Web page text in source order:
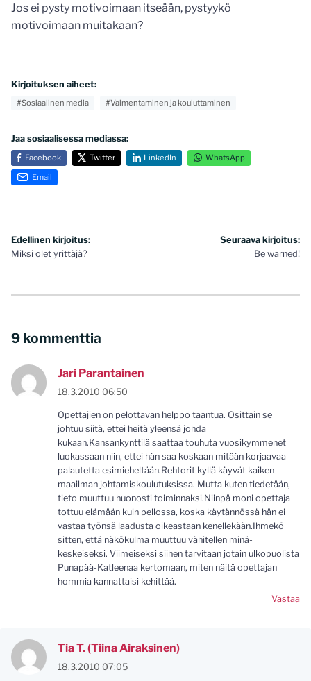
Jos ei pysty motivoimaan itseään, pystyykö
motivoimaan muitakaan?
Kirjoituksen aiheet:
#Sosiaalinen media #Valmentaminen ja kouluttaminen
Jaa sosiaalisessa mediassa:
Facebook Twitter LinkedIn WhatsApp
Email
Artikkelien
selaus
Edellinen kirjoitus:
Miksi olet yrittäjä?
Seuraava kirjoitus:
Be warned!
9 kommenttia
Jari Parantainen
18.3.2010 06:50
Opettajien on pelottavan helppo taantua. Osittain se
johtuu siitä, ettei heitä yleensä johda
kukaan.Kansankynttilä saattaa touhuta vuosikymmenet
luokassaan niin, ettei hän saa koskaan mitään korjaavaa
palautetta esimieheltään.Rehtorit kyllä käyvät kaiken
maailman johtamiskoulutuksissa. Mutta kuten tiedetään,
tieto muuttuu huonosti toiminnaksi.Niinpä moni opettaja
tottuu elämään kuin pellossa, koska käytännössä hän ei
vastaa työnsä laadusta oikeastaan kenellekään.Ihmekö
sitten, että näkökulma muuttuu vähitellen minä-
keskeiseksi. Viimeiseksi siihen tarvitaan jotain ulkopuolista
Punapää-Katleenaa kertomaan, miten näitä opettajan
hommia kannattaisi kehittää.
Vastaa
Tia T. (Tiina Airaksinen)
18.3.2010 07:05